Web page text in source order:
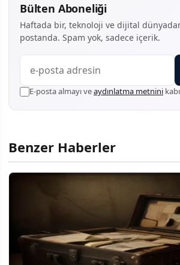
Bülten Aboneliği
Haftada bir, teknoloji ve dijital
postanda. Spam yok, sadece içerik.
E-posta almayı veaydınlatma metnini
Benzer Haberler